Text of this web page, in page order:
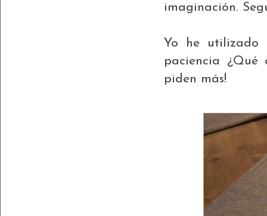
imaginación.
Yo he
paciencia ¿Qué
piden más!